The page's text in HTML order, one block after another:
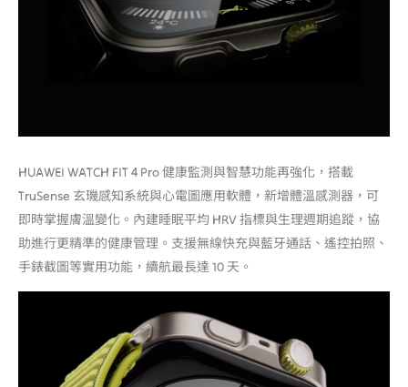
HUAWEI WATCH FIT 4 Pro 健康監測與智慧功能再強化，搭載
TruSense 玄璣感知系統與心電圖應用軟體，新增體溫感測器，可
即時掌握膚溫變化。內建睡眠平均 HRV 指標與生理週期追蹤，協
助進行更精準的健康管理。支援無線快充與藍牙通話、遙控拍照、
手錶截圖等實用功能，續航最長達 10 天。